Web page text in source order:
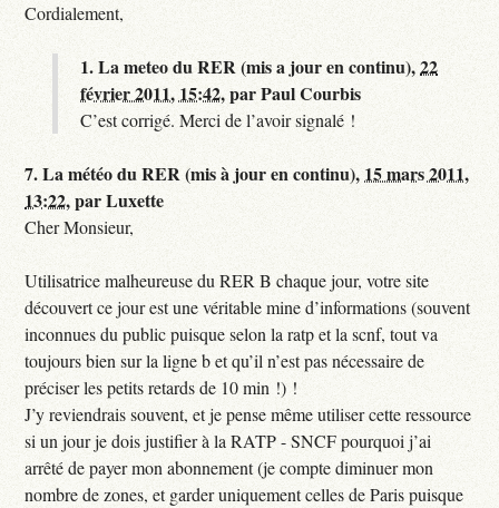
Cordialement,
1.La meteo du RER (mis a jour en continu),22
février 2011, 15:42,parPaul Courbis
C’est corrigé. Merci de l’avoir signalé !
7.La météo du RER (mis à jour en continu), 15 mars 2011,
13:22,parLuxette
Cher Monsieur,
Utilisatrice malheureuse du RER B chaque jour, votre site
découvert ce jour est une véritable mine d’informations (souvent
inconnues du public puisque selon la ratp et la scnf, tout va
toujours bien sur la ligne b et qu’il n’est pas nécessaire de
préciser les petits retards de 10 min !) !
J’y reviendrais souvent, et je pense même utiliser cette ressource
si un jour je dois justifier à la RATP - SNCF pourquoi j’ai
arrêté de payer mon abonnement (je compte diminuer mon
nombre de zones, et garder uniquement celles de Paris puisque